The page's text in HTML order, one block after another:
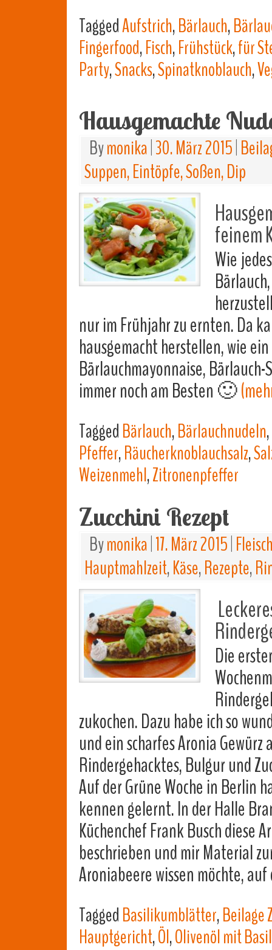
TaggedAufstrich,Bärlauch,
Fingerfood,Fisch,Frühstück,für
Party,Snacks,Spinatknoblauch,
Hausgemachte
Bymonika 30. März 2015
Suppen, Eintöpfe, Soßen, Dip
feinem
Wie
nur im Frühjahr zu ernten. Da
hausgemacht herstellen, wie
Bärlauchmayonnaise,
immer noch am Besten 🙂
TaggedBärlauch,Bärlauchnudeln,
Pfeffer,Räucherknoblauchsalz,
Weizenmehl,Zitronenpfeffer
Zucchini Rezept
Bymonika 17. März 2015
Hauptmahlzeit,Käse,Rezepte,
Die
zukochen. Dazu habe ich so
und ein scharfes Aronia
Rindergehacktes, Bulgur und
Auf der Grüne Woche in Berlin
kennen gelernt. In der Halle
Küchenchef Frank Busch diese
beschrieben und mir Material
Aroniabeere wissen möchte,
TaggedBasilikumblätter,Beilage
Hauptgericht,Öl,Olivenöl mit